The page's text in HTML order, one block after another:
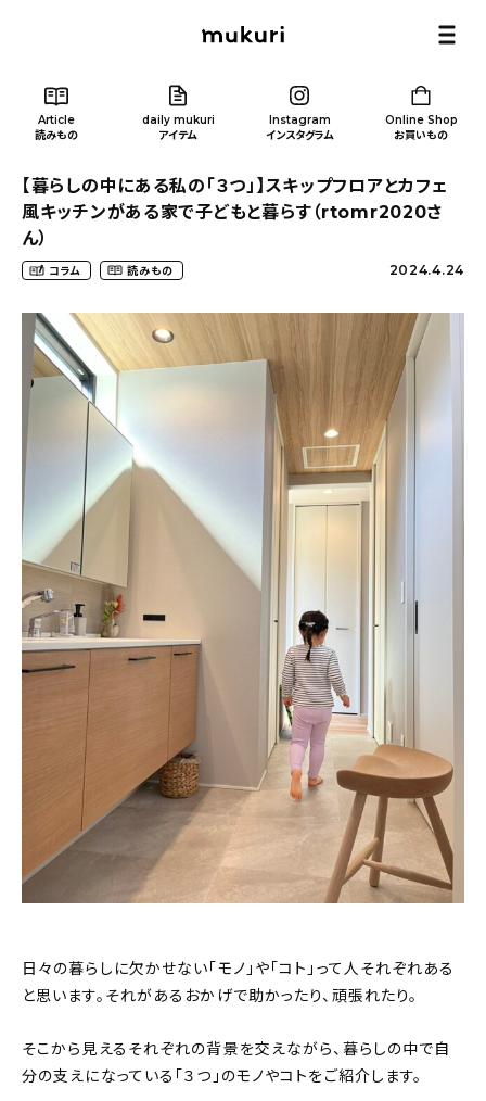
Article
読みもの
daily mukuri
アイテム
Instagram
インスタグラム
Online Shop
お買いもの
カテゴリー一覧
人気の記事
おすすめの記事
コラム
インテリア
キッチン
収納/掃除
daily mukuri/ アイテム
新着記事
【暮らしの中にある私の「３つ」】スキップフロアとカフェ
風キッチンがある家で子どもと暮らす（rtomr2020さ
ん）
コラム 読みもの 2024.4.24
日々の暮らしに欠かせない「モノ」や「コト」って人それぞれある
と思います。それがあるおかげで助かったり、頑張れたり。
そこから見えるそれぞれの背景を交えながら、暮らしの中で自
分の支えになっている「３つ」のモノやコトをご紹介します。